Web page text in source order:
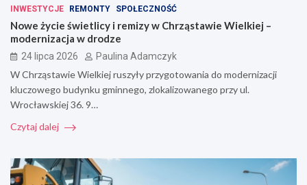
INWESTYCJE REMONTY SPOŁECZNOŚĆ
Nowe życie świetlicy i remizy w Chrząstawie Wielkiej –
modernizacja w drodze
24 lipca 2026 Paulina Adamczyk
W Chrząstawie Wielkiej ruszyły przygotowania do modernizacji
kluczowego budynku gminnego, zlokalizowanego przy ul.
Wrocławskiej 36. 9…
Czytaj dalej